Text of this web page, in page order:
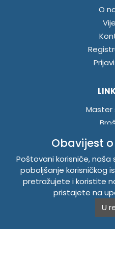
O
Master
Politika o
Uslovi
Politika
Obavijest
Poštovani korisniče,
poboljšanje korisničkog
pretražujete i koristite
pristajete na
U